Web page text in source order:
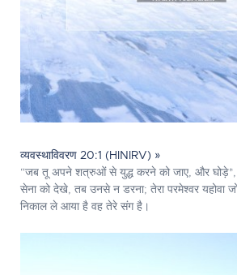
व्यवस्थाविवरण 20:1 (HINIRV) »
“जब तू अपने शत्रुओं से युद्ध करने को जाए, और
सेना को देखे, तब उनसे न डरना; तेरा परमेश्‍वर यहोवा
निकाल ले आया है वह तेरे संग है।